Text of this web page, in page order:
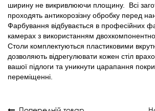
ширину не викривлюючи площину. Всі
проходять антикорозізну обробку перед
Фарбування відбувається в професійних
камерах з використанням
Столи комплектуються пластиковими
дозволяють відрегулювати кожен стіл
вашої підлоги та уникнути царапання
переміщенні.